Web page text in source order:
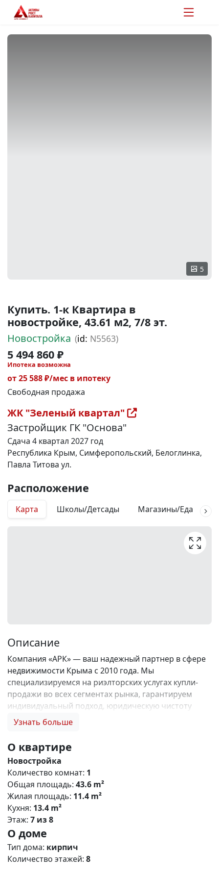
5
Купить. 1-к Квартира в
новостройке, 43.61 м2, 7/8 эт.
Новостройка (id: N5563)
5 494 860 ₽
Ипотека возможна
от 25 588 ₽/мес в ипотеку
Свободная продажа
ЖК "Зеленый квартал"
Застройщик ГК "Основа"
Сдача 4 квартал 2027 год
Республика Крым, Симферопольский, Белоглинка,
Павла Титова ул.
Расположение
Карта Школы/Детсады Магазины/Еда
Описание
Компания «АРК» — ваш надежный партнер в сфере
недвижимости Крыма с 2010 года. Мы
специализируемся на риэлторских услугах купли-
продажи во всех сегментах рынка, гарантируем
индивидуальный подход, юридическую чистоту
объектов и безопасность сделок. Самое ценное для
нас, Вы получаете: 1. 0% комиссии и оформление
ипотеки бесплатно; 2. Покупку недвижимости по
цене застройщика + акции, бонусы, подарки; 3.
Экспертное мнение о каждом застройщике. Ваши
интересы — наш приоритет! 4. Профессиональную
поддержку на всех этапах сделки до получения
ключей; 5. Фейерверк подарков🎁 🎁 🎁! Купи с
нами и выбери свой ПОДАРОК! Жилой комплекс
«Зелёный квартал» (Симферополь) Общая
концепция «Зелёный квартал» — современный
жилой комплекс комфорт‑класса, сочетающий
Узнать больше
О квартире
Новостройка
Количество комнат: 1
Общая площадь: 43.6 m²
Жилая площадь: 11.4 m²
Кухня: 13.4 m²
Этаж: 7 из 8
О доме
Тип дома: кирпич
Количество этажей: 8